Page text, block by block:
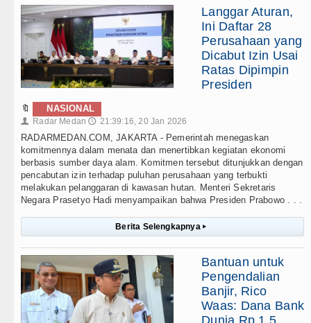
Langgar Aturan,
Ini Daftar 28
Perusahaan yang
Dicabut Izin Usai
Ratas Dipimpin
Presiden
🔖 NASIONAL
👤 Radar Medan 🕔 21:39:16, 20 Jan 2026
RADARMEDAN.COM, JAKARTA - Pemerintah menegaskan
komitmennya dalam menata dan menertibkan kegiatan ekonomi
berbasis sumber daya alam. Komitmen tersebut ditunjukkan dengan
pencabutan izin terhadap puluhan perusahaan yang terbukti
melakukan pelanggaran di kawasan hutan. Menteri Sekretaris
Negara Prasetyo Hadi menyampaikan bahwa Presiden Prabowo . . .
Berita Selengkapnya ▸
Bantuan untuk
Pengendalian
Banjir, Rico
Waas: Dana Bank
Dunia Rp 1,5